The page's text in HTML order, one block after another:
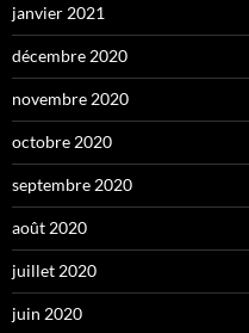
janvier 2021
décembre 2020
novembre 2020
octobre 2020
septembre 2020
août 2020
juillet 2020
juin 2020